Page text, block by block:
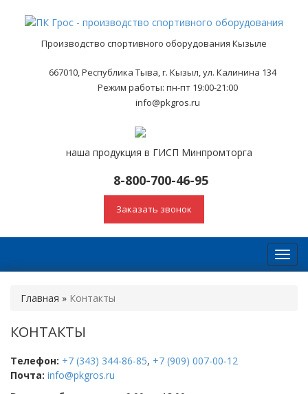
Производство спортивного оборудования Кызыле
667010, Республика Тыва, г. Кызыл, ул. Калинина 134
Режим работы: пн-пт 19:00-21:00
info@pkgros.ru
наша продукция в ГИСП Минпромторга
8-800-700-46-95
Заказать звонок
Главная » Контакты
КОНТАКТЫ
Телефон: +7 (343) 344-86-85, +7 (909) 007-00-12
Почта: info@pkgros.ru